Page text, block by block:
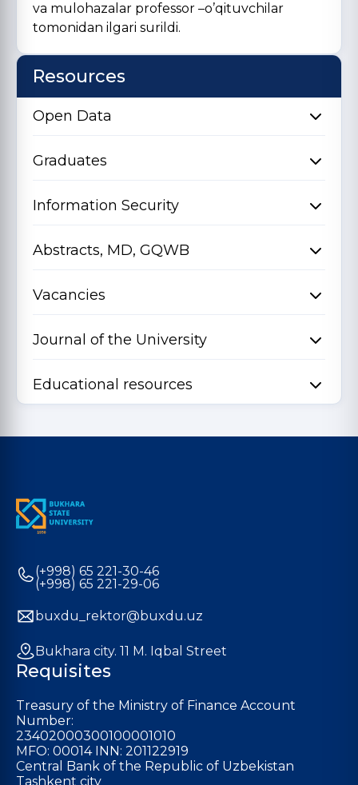
va mulohazalar professor –o’qituvchilar
tomonidan ilgari surildi.
Resources
Open Data
Graduates
Information Security
Abstracts, MD, GQWB
Vacancies
Journal of the University
Educational resources
(+998) 65 221-30-46
(+998) 65 221-29-06
buxdu_rektor@buxdu.uz
Bukhara city. 11 M. Iqbal Street
Requisites
Treasury of the Ministry of Finance Account
Number:
23402000300100001010
MFO: 00014 INN: 201122919
Central Bank of the Republic of Uzbekistan
Tashkent city